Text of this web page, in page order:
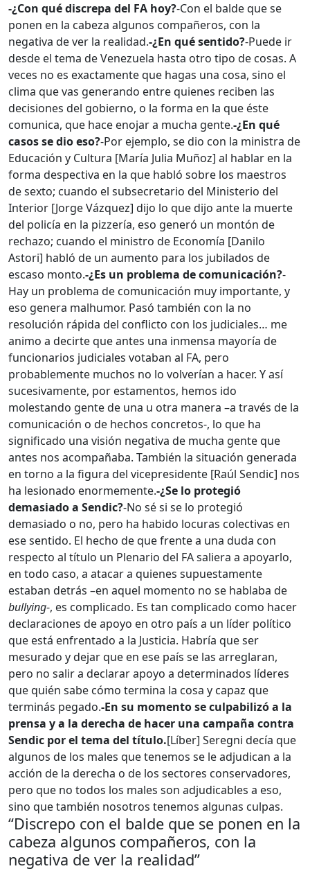
-¿Con qué discrepa del FA hoy?-Con el balde que se
ponen en la cabeza algunos compañeros, con la
negativa de ver la realidad.-¿En qué sentido?-Puede ir
desde el tema de Venezuela hasta otro tipo de cosas. A
veces no es exactamente que hagas una cosa, sino el
clima que vas generando entre quienes reciben las
decisiones del gobierno, o la forma en la que éste
comunica, que hace enojar a mucha gente.-¿En qué
casos se dio eso?-Por ejemplo, se dio con la ministra de
Educación y Cultura [María Julia Muñoz] al hablar en la
forma despectiva en la que habló sobre los maestros
de sexto; cuando el subsecretario del Ministerio del
Interior [Jorge Vázquez] dijo lo que dijo ante la muerte
del policía en la pizzería, eso generó un montón de
rechazo; cuando el ministro de Economía [Danilo
Astori] habló de un aumento para los jubilados de
escaso monto.-¿Es un problema de comunicación?-
Hay un problema de comunicación muy importante, y
eso genera malhumor. Pasó también con la no
resolución rápida del conflicto con los judiciales… me
animo a decirte que antes una inmensa mayoría de
funcionarios judiciales votaban al FA, pero
probablemente muchos no lo volverían a hacer. Y así
sucesivamente, por estamentos, hemos ido
molestando gente de una u otra manera –a través de la
comunicación o de hechos concretos-, lo que ha
significado una visión negativa de mucha gente que
antes nos acompañaba. También la situación generada
en torno a la figura del vicepresidente [Raúl Sendic] nos
ha lesionado enormemente.-¿Se lo protegió
demasiado a Sendic?-No sé si se lo protegió
demasiado o no, pero ha habido locuras colectivas en
ese sentido. El hecho de que frente a una duda con
respecto al título un Plenario del FA saliera a apoyarlo,
en todo caso, a atacar a quienes supuestamente
estaban detrás –en aquel momento no se hablaba de
bullying-, es complicado. Es tan complicado como hacer
declaraciones de apoyo en otro país a un líder político
que está enfrentado a la Justicia. Habría que ser
mesurado y dejar que en ese país se las arreglaran,
pero no salir a declarar apoyo a determinados líderes
que quién sabe cómo termina la cosa y capaz que
terminás pegado.-En su momento se culpabilizó a la
prensa y a la derecha de hacer una campaña contra
Sendic por el tema del título.[Líber] Seregni decía que
algunos de los males que tenemos se le adjudican a la
acción de la derecha o de los sectores conservadores,
pero que no todos los males son adjudicables a eso,
sino que también nosotros tenemos algunas culpas.
“Discrepo con el balde que se ponen en la
cabeza algunos compañeros, con la
negativa de ver la realidad”